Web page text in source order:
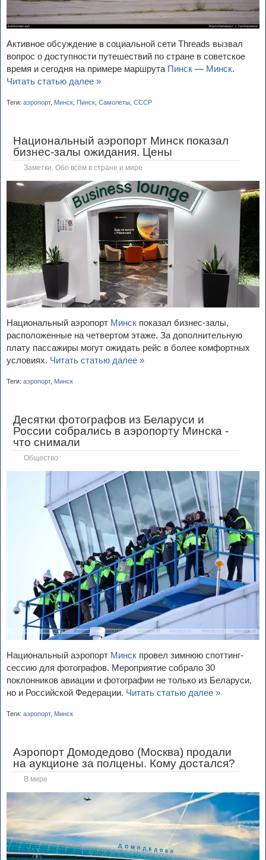
Активное обсуждение в социальной сети Threads вызвал
вопрос о доступности путешествий по стране в советское
время и сегодня на примере маршрута Пинск — Минск.
Читать статью далее »
Теги: аэропорт, Минск Пинск Самолеты СССР
Национальный аэропорт Минск показал
бизнес-залы ожидания. Цены
Заметки. Обо всём в стране и мире
Национальный аэропорт Минск показал бизнес-залы,
расположенные на четвертом этаже. За дополнительную
плату пассажиры могут ожидать рейс в более комфортных
условиях. Читать статью далее »
Теги: аэропорт, Минск
Десятки фотографов из Беларуси и
России собрались в аэропорту Минска -
что снимали
Общество
Национальный аэропорт Минск провел зимнюю споттинг-
сессию для фотографов. Мероприятие собрало 30
поклонников авиации и фотографии не только из Беларуси,
но и Российской Федерации. Читать статью далее »
Теги: аэропорт, Минск
Аэропорт Домодедово (Москва) продали
на аукционе за полцены. Кому достался?
В мире